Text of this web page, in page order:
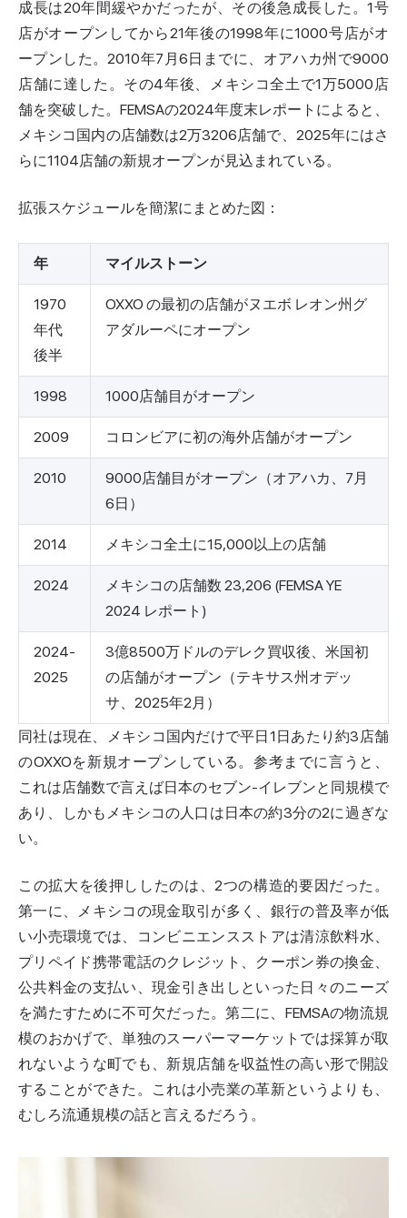
成長は20年間緩やかだったが、その後急成長した。1号
店がオープンしてから21年後の1998年に1000号店がオ
ープンした。2010年7月6日までに、オアハカ州で9000
店舗に達した。その4年後、メキシコ全土で1万5000店
舗を突破した。FEMSAの2024年度末レポートによると、
メキシコ国内の店舗数は2万3206店舗で、2025年にはさ
らに1104店舗の新規オープンが見込まれている。
拡張スケジュールを簡潔にまとめた図：
年 マイルストーン
1970
年代
後半
OXXO の最初の店舗がヌエボ レオン州グ
アダルーペにオープン
1998 1000店舗目がオープン
2009 コロンビアに初の海外店舗がオープン
2010
9000店舗目がオープン（オアハカ、7月
6日）
2014 メキシコ全土に15,000以上の店舗
2024
メキシコの店舗数 23,206 (FEMSA YE
2024 レポート)
2024-
2025
3億8500万ドルのデレク買収後、米国初
の店舗がオープン（テキサス州オデッ
サ、2025年2月）
同社は現在、メキシコ国内だけで平日1日あたり約3店舗
のOXXOを新規オープンしている。参考までに言うと、
これは店舗数で言えば日本のセブン-イレブンと同規模で
あり、しかもメキシコの人口は日本の約3分の2に過ぎな
い。
この拡大を後押ししたのは、2つの構造的要因だった。
第一に、メキシコの現金取引が多く、銀行の普及率が低
い小売環境では、コンビニエンスストアは清涼飲料水、
プリペイド携帯電話のクレジット、クーポン券の換金、
公共料金の支払い、現金引き出しといった日々のニーズ
を満たすために不可欠だった。第二に、FEMSAの物流規
模のおかげで、単独のスーパーマーケットでは採算が取
れないような町でも、新規店舗を収益性の高い形で開設
することができた。これは小売業の革新というよりも、
むしろ流通規模の話と言えるだろう。